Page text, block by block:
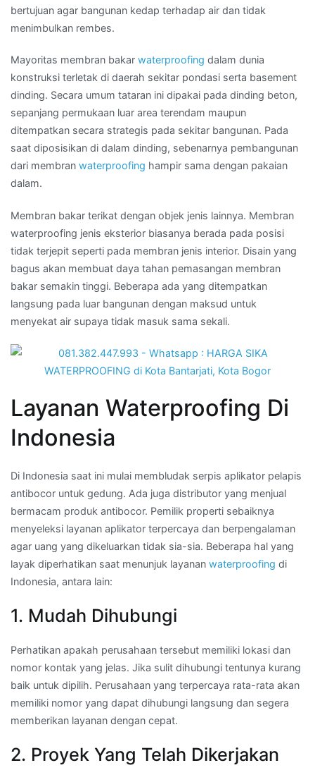
bertujuan agar bangunan kedap terhadap air dan tidak
menimbulkan rembes.
Mayoritas membran bakar waterproofing dalam dunia
konstruksi terletak di daerah sekitar pondasi serta basement
dinding. Secara umum tataran ini dipakai pada dinding beton,
sepanjang permukaan luar area terendam maupun
ditempatkan secara strategis pada sekitar bangunan. Pada
saat diposisikan di dalam dinding, sebenarnya pembangunan
dari membran waterproofing hampir sama dengan pakaian
dalam.
Membran bakar terikat dengan objek jenis lainnya. Membran
waterproofing jenis eksterior biasanya berada pada posisi
tidak terjepit seperti pada membran jenis interior. Disain yang
bagus akan membuat daya tahan pemasangan membran
bakar semakin tinggi. Beberapa ada yang ditempatkan
langsung pada luar bangunan dengan maksud untuk
menyekat air supaya tidak masuk sama sekali.
Layanan Waterproofing Di
Indonesia
Di Indonesia saat ini mulai membludak serpis aplikator pelapis
antibocor untuk gedung. Ada juga distributor yang menjual
bermacam produk antibocor. Pemilik properti sebaiknya
menyeleksi layanan aplikator terpercaya dan berpengalaman
agar uang yang dikeluarkan tidak sia-sia. Beberapa hal yang
layak diperhatikan saat menunjuk layanan waterproofing di
Indonesia, antara lain:
1. Mudah Dihubungi
Perhatikan apakah perusahaan tersebut memiliki lokasi dan
nomor kontak yang jelas. Jika sulit dihubungi tentunya kurang
baik untuk dipilih. Perusahaan yang terpercaya rata-rata akan
memiliki nomor yang dapat dihubungi langsung dan segera
memberikan layanan dengan cepat.
2. Proyek Yang Telah Dikerjakan